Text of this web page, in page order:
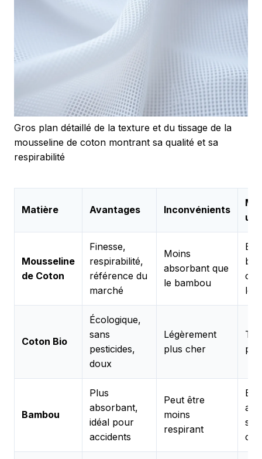
Gros plan détaillé de la texture et du tissage de la
mousseline de coton montrant sa qualité et sa
respirabilité
Matière Avantages Inconvénients
Mousseline
de Coton
Finesse,
respirabilité,
référence du
marché
Moins
absorbant que
le bambou
Coton Bio
Écologique,
sans
pesticides,
doux
Légèrement
plus cher
Bambou
Plus
absorbant,
idéal pour
accidents
Peut être
moins
respirant